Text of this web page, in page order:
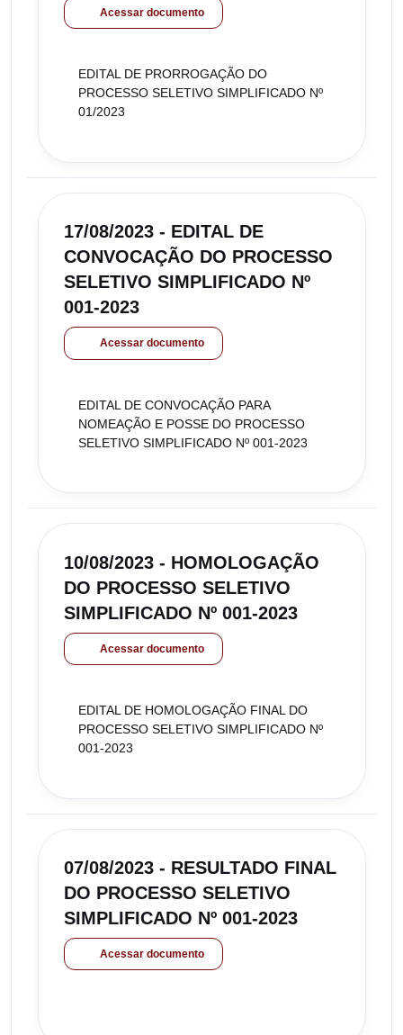
Acessar documento
EDITAL DE PRORROGAÇÃO DO
PROCESSO SELETIVO SIMPLIFICADO Nº
01/2023
17/08/2023 - EDITAL DE
CONVOCAÇÃO DO PROCESSO
SELETIVO SIMPLIFICADO Nº
001-2023
Acessar documento
EDITAL DE CONVOCAÇÃO PARA
NOMEAÇÃO E POSSE DO PROCESSO
SELETIVO SIMPLIFICADO Nº 001-2023
10/08/2023 - HOMOLOGAÇÃO
DO PROCESSO SELETIVO
SIMPLIFICADO Nº 001-2023
Acessar documento
EDITAL DE HOMOLOGAÇÃO FINAL DO
PROCESSO SELETIVO SIMPLIFICADO Nº
001-2023
07/08/2023 - RESULTADO FINAL
DO PROCESSO SELETIVO
SIMPLIFICADO Nº 001-2023
Acessar documento